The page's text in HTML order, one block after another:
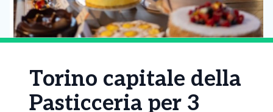
Torino capitale della
Pasticceria per 3